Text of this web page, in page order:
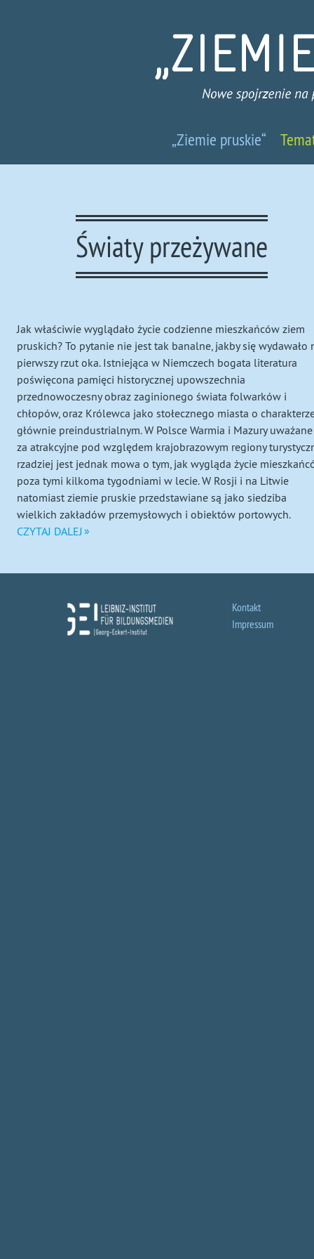
pruskie
Nowe
spojrzenie
na
prawie
całkiem
zapomniany
kraj
„Ziemie pruskie“
Światy przeżywane
Jak właściwie wyglądało życie codzienne mieszkańców ziem
pruskich? To pytanie nie jest tak banalne, jakby się wydawało
pierwszy rzut oka. Istniejąca w Niemczech bogata literatura
poświęcona pamięci historycznej upowszechnia
przednowoczesny obraz zaginionego świata folwarków i
chłopów, oraz Królewca jako stołecznego miasta o
głównie preindustrialnym. W Polsce Warmia i Mazury
za atrakcyjne pod względem krajobrazowym regiony
rzadziej jest jednak mowa o tym, jak wygląda życie
poza tymi kilkoma tygodniami w lecie. W Rosji i na Litwie
natomiast ziemie pruskie przedstawiane są jako siedziba
wielkich zakładów przemysłowych i obiektów portowych.
CZYTAJ DALEJ
Kontakt
Impressum